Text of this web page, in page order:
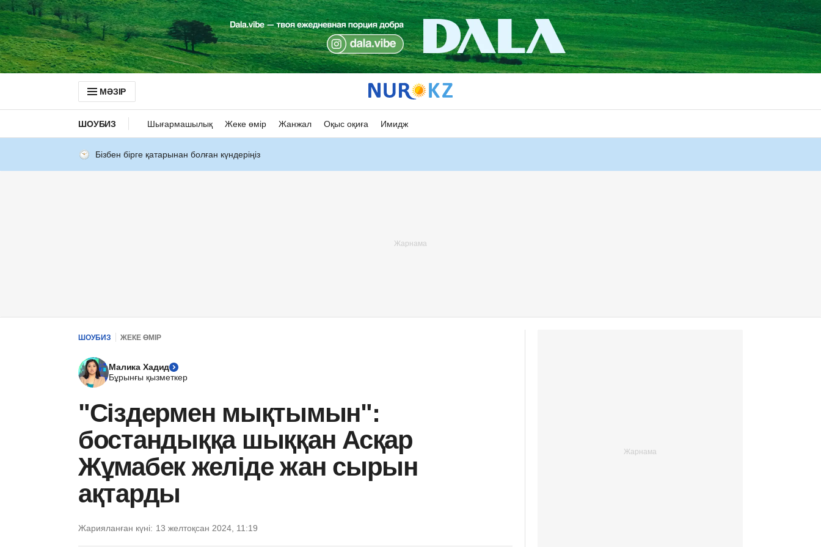
МӘЗІР
ШОУБИЗ Шығармашылық Жеке өмір Жанжал Оқыс оқиға Имидж
Бізбен бірге қатарынан болған күндеріңіз
ШОУБИЗ ЖЕКЕ ӨМІР
Малика Хадид
Бұрынғы қызметкер
"Сіздермен мықтымын":
бостандыққа шыққан Асқар
Жұмабек желіде жан сырын
ақтарды
Жарияланған күні: 13 желтоқсан 2024, 11:19